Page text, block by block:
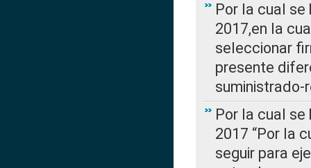
Por la cual se
2017,en la
seleccionar
presente
Por la cual se
2017 “Por la
seguir para